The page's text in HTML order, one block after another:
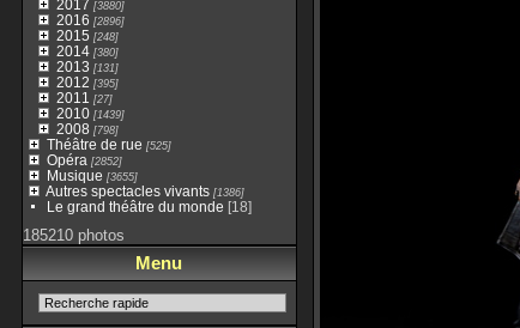
2017 [3880]
2016 [2896]
2015 [248]
2014[380]
2013 [131]
2012 [395]
2011 [27]
2010[1439]
2008 [798]
Théâtre de rue [525]
Opéra [2852]
Musique [3655]
Autres spectacles vivants[1386]
Le grand théâtre du monde [18]
185210 photos
Menu